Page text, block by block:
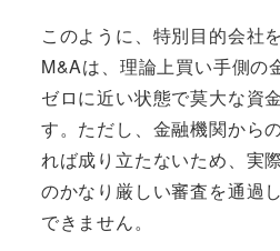
このように、特別目的会社
M&Aは、理論上買い手側の
ゼロに近い状態で莫大な資
す。ただし、金融機関から
れば成り立たないため、実
のかなり厳しい審査を通過
できません。